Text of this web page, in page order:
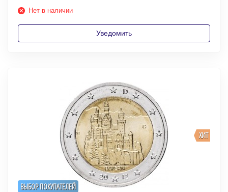
Нет в наличии
Уведомить
ВЫБОР ПОКУПАТЕЛЕЙ
ХИТ